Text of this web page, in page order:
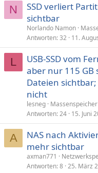
N
SSD verliert
sichtbar
Norlando Namon
Antworten 32 11.
L
USB-SSD vom
aber nur 115 GB
Dateien
nicht
lesneg Massenspeicher
Antworten 24 15. Juni
A
NAS nach
mehr sichtbar
axman771
Antworten 8 25. März